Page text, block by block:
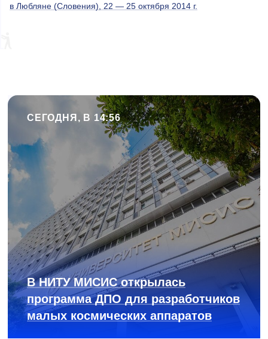
в Любляне (Словения), 22 — 25 октября 2014 г.
СЕГОДНЯ, В 14:56
В НИТУ МИСИС открылась
программа ДПО для разработчиков
малых космических аппаратов